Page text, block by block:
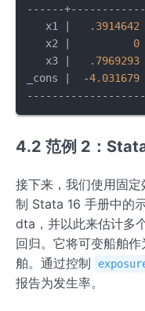
------
   x1 |
.3914642
   x2 |
0
   x3 |
.7969293
_cons |  -4.031679
4.2 范例 2：
接下来，我们使用固
制 Stata 16 手册中的
dta，并以此来估计多
回归。它将可变船舶
舶。通过控制
报告为发生率。